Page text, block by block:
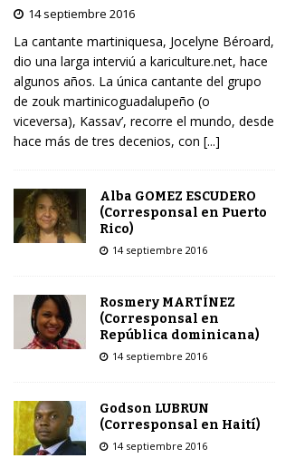
14 septiembre 2016
La cantante martiniquesa, Jocelyne Béroard,
dio una larga interviú a kariculture.net, hace
algunos años. La única cantante del grupo
de zouk martinicoguadalupeño (o
viceversa), Kassav’, recorre el mundo, desde
hace más de tres decenios, con [...]
Alba GOMEZ ESCUDERO
(Corresponsal en Puerto
Rico)
14 septiembre 2016
Rosmery MARTÍNEZ
(Corresponsal en
República dominicana)
14 septiembre 2016
Godson LUBRUN
(Corresponsal en Haití)
14 septiembre 2016